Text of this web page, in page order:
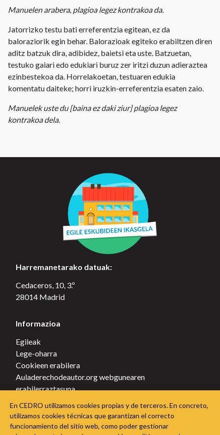
Manuelen arabera, plagioa legez kontrakoa da.
Jatorrizko testu bati erreferentzia egitean, ez da
baloraziorik egin behar. Balorazioak egiteko erabiltzen diren
aditz batzuk dira, adibidez, baietsi eta uste. Batzuetan,
testuko gaiari edo edukiari buruz zer iritzi duzun adieraztea
ezinbestekoa da. Horrelakoetan, testuaren edukia
komentatu daiteke; horri iruzkin-erreferentzia esaten zaio.
Manuelek uste du[baina ez daki ziur]plagioa legez
kontrakoa dela.
Harremanetarako datuak:
Cedaceros, 10, 3.º
28014 Madrid
Informazioa
Egileak
Lege-oharra
Cookieen erabilera
Auladerechodeautor.org webgunearen
erabilerraztasuna
Política de cookies
Jarraitu Egile Eskubideen Ikasgelari sare sozialetan
En CEDRO utilizamos cookies propias y de terceros. En concreto,
utilizamos cookies técnicas que garantizan el correcto
funcionamiento del sitio web, como poder gestionar